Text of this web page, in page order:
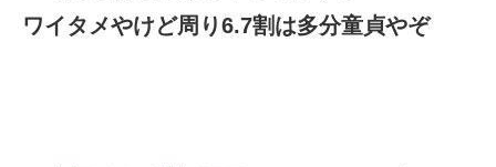
ワイタメやけど周り6.7割は多分童貞やぞ